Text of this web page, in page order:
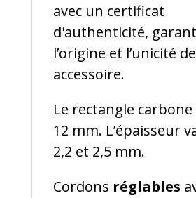
avec un certificat
d'authenticité,
l’origine et l’unicité
accessoire.
Le rectangle
12 mm. L’épaisseur
2,2 et 2,5 mm.
Cordons réglables